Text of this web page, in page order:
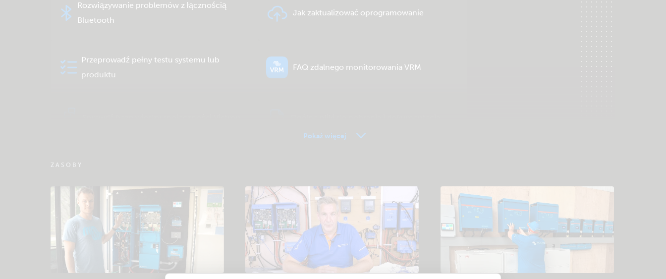
Rozwiązywanie problemów z łącznością
Bluetooth
Jak zaktualizować oprogramowanie
Przeprowadź pełny testu systemu lub
produktu
FAQ zdalnego monitorowania VRM
Pokaż więcej
ZASOBY